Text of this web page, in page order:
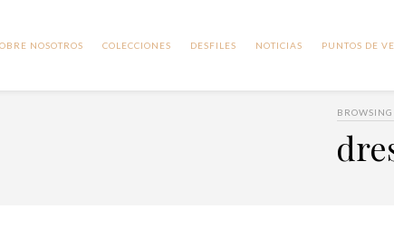
NOSOTROS COLECCIONES DESFILES NOTICIAS PUNTOS DE
BROWSING